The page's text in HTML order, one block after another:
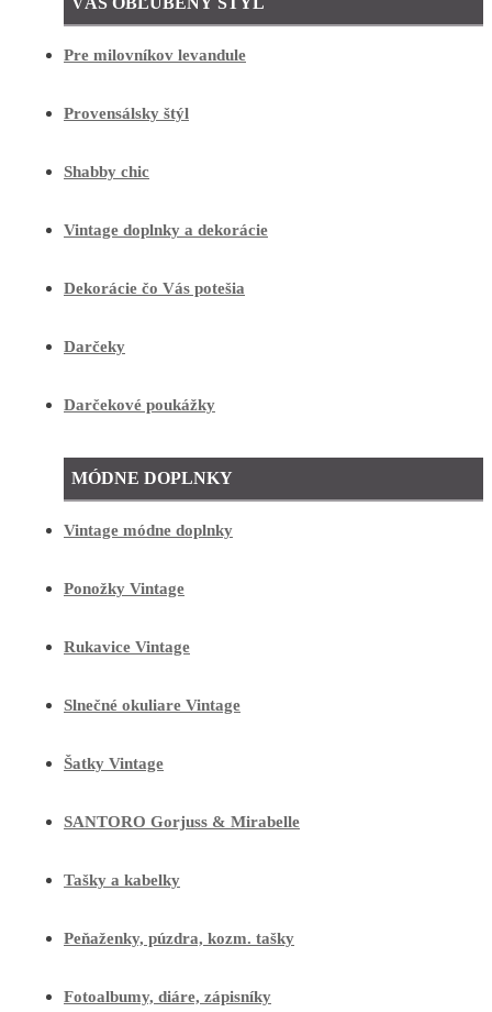
Pre milovníkov levandule
Provensálsky štýl
Shabby chic
Vintage doplnky a dekorácie
Dekorácie čo Vás potešia
Darčeky
Darčekové poukážky
MÓDNE DOPLNKY
Vintage módne doplnky
Ponožky Vintage
Rukavice Vintage
Slnečné okuliare Vintage
Šatky Vintage
SANTORO Gorjuss & Mirabelle
Tašky a kabelky
Peňaženky, púzdra, kozm. tašky
Fotoalbumy, diáre, zápisníky